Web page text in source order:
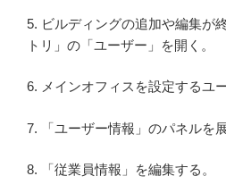
5. ビルディングの追加や編集が
トリ」の「ユーザー」を開く。
6. メインオフィスを設定するユ
7. 「ユーザー情報」のパネルを
8. 「従業員情報」を編集する。